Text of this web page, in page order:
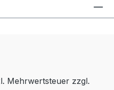
Mehrwertsteuer zzgl.